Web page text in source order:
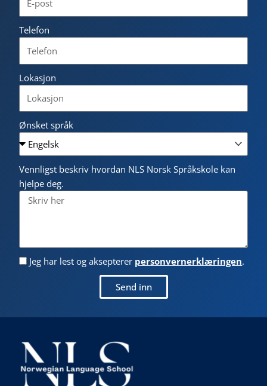
Telefon
Lokasjon
Ønsket språk
Vennligst beskriv hvordan NLS Norsk Språkskole kan
hjelpe deg.
Jeg har lest og aksepterer personvernerklæringen.
Send inn